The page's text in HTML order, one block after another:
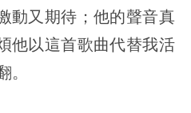
動又期待；他的聲音真
他以這首歌曲代替我活